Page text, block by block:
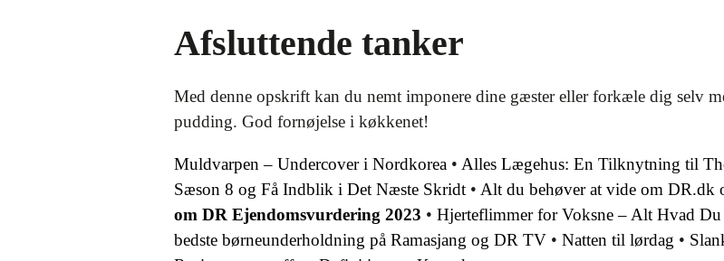
Afsluttende tanker
Med denne opskrift kan du nemt imponere dine gæster eller forkæle dig selv
pudding. God fornøjelse i køkkenet!
Muldvarpen – Undercover i Nordkorea • Alles Lægehus: En Tilknytning til
Sæson 8 og Få Indblik i Det Næste Skridt • Alt du behøver at vide om DR.dk
om DR Ejendomsvurdering 2023 • Hjerteflimmer for Voksne – Alt Hvad
bedste børneunderholdning på Ramasjang og DR TV • Natten til lørdag •